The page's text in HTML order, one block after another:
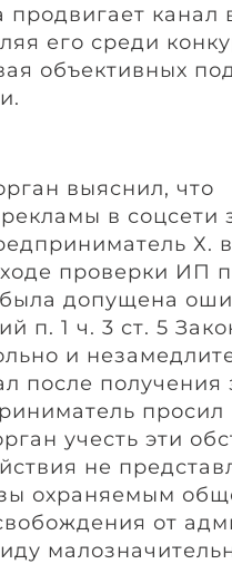
продвигает канал
его среди
объективных
выяснил, что
в соцсети
Х.
проверки ИП
допущена
п. 1 ч. 3 ст. 5
и
после
просил
учесть эти
не
охраняемым
от